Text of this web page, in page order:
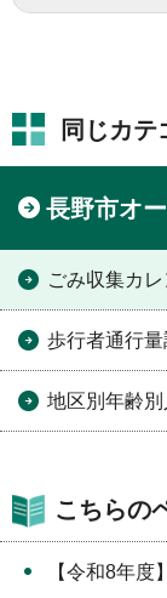
同じカテ
長野市オ
ごみ収集カ
歩行者通行量
地区別年齢別
こちらの
【令和8年